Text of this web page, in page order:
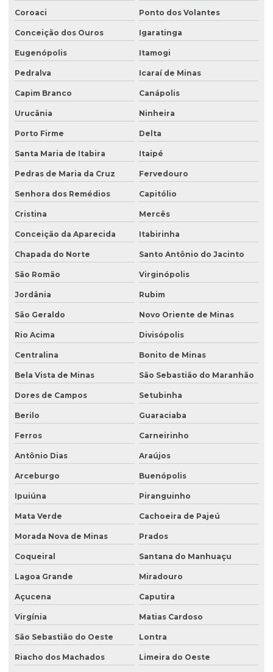
Coroaci Ponto dos Volantes
Conceição dos Ouros Igaratinga
Eugenópolis Itamogi
Pedralva Icaraí de Minas
Capim Branco Canápolis
Urucânia Ninheira
Porto Firme Delta
Santa Maria de Itabira Itaipé
Pedras de Maria da Cruz Fervedouro
Senhora dos Remédios Capitólio
Cristina Mercês
Conceição da Aparecida Itabirinha
Chapada do Norte Santo Antônio do Jacinto
São Romão Virginópolis
Jordânia Rubim
São Geraldo Novo Oriente de Minas
Rio Acima Divisópolis
Centralina Bonito de Minas
Bela Vista de Minas São Sebastião do Maranhão
Dores de Campos Setubinha
Berilo Guaraciaba
Ferros Carneirinho
Antônio Dias Araújos
Arceburgo Buenópolis
Ipuiúna Piranguinho
Mata Verde Cachoeira de Pajeú
Morada Nova de Minas Prados
Coqueiral Santana do Manhuaçu
Lagoa Grande Miradouro
Açucena Caputira
Virgínia Matias Cardoso
São Sebastião do Oeste Lontra
Riacho dos Machados Limeira do Oeste